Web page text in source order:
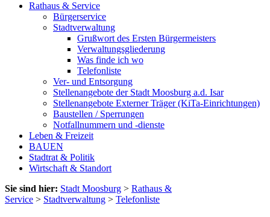
Rathaus & Service
Bürgerservice
Stadtverwaltung
Grußwort des Ersten Bürgermeisters
Verwaltungsgliederung
Was finde ich wo
Telefonliste
Ver- und Entsorgung
Stellenangebote der Stadt Moosburg a.d. Isar
Stellenangebote Externer Träger (KiTa-Einrichtungen)
Baustellen / Sperrungen
Notfallnummern und -dienste
Leben & Freizeit
BAUEN
Stadtrat & Politik
Wirtschaft & Standort
Sie sind hier: Stadt Moosburg > Rathaus &
Service > Stadtverwaltung > Telefonliste